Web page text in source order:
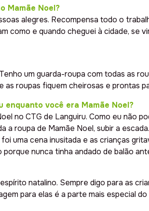
Mamãe Noel?
alegres. Recompensa todo o
como e quando cheguei à cidade, se
um guarda-roupa com todas as
roupas fiquem cheirosas e prontas
enquanto você era Mamãe Noel?
no CTG de Languiru. Como eu não
a roupa de Mamãe Noel, subir a
uma cena inusitada e as crianças
nunca tinha andado de balão
natalino. Sempre digo para as
para elas é a parte mais especial do